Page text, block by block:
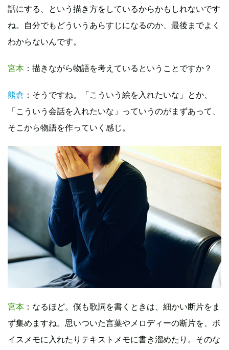
話にする、という描き方をしているからかもしれないです
ね。自分でもどういうあらすじになるのか、最後までよく
わからないんです。
宮本 ：描きながら物語を考えているということですか？
熊倉 ：そうですね。「こういう絵を入れたいな」とか、
「こういう会話を入れたいな」っていうのがまずあって、
そこから物語を作っていく感じ。
宮本 ：なるほど。僕も歌詞を書くときは、細かい断片をま
ず集めますね。思いついた言葉やメロディーの断片を、ボ
イスメモに入れたりテキストメモに書き溜めたり。そのな